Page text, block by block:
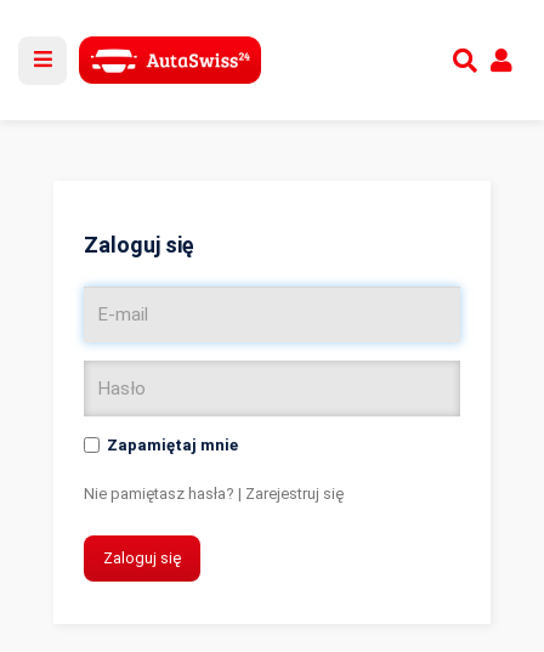
Zaloguj się
Zapamiętaj mnie
Nie pamiętasz hasła? | Zarejestruj się
Zaloguj się